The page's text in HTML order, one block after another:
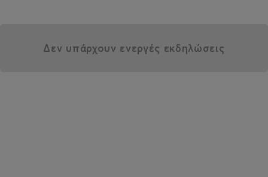
Δεν υπάρχουν ενεργές εκδηλώσεις